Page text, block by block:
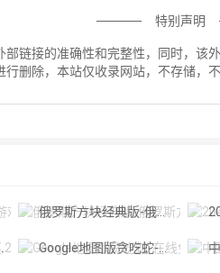
特别声明
部链接的准确性和完整性，同时，
删除，本站仅收录网站，不存储
俄罗斯方块经典版-俄罗斯方块经典怀旧版在线玩,网页版 2048
Google地图版贪吃蛇-在线免费玩贪吃蛇单机版 中国